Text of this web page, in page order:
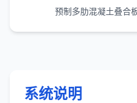
预制多肋混凝土叠合
系统说明